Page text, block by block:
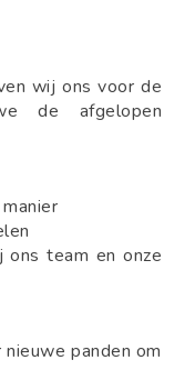
wij ons voor de
de afgelopen
team en onze
panden om